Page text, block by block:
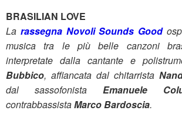
BRASILIAN LOVE
La rassegna Novoli Sounds Good
musica tra le più belle canzoni
interpretate dalla cantante e
Bubbico, affiancata dal chitarrista
dal sassofonistaEmanuele
contrabbassistaMarco Bardoscia.